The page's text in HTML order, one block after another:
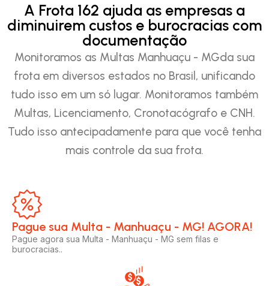
A Frota 162 ajuda as empresas a
diminuirem custos e burocracias com
documentação
Monitoramos as Multas Manhuaçu - MGda sua
frota em diversos estados no Brasil, unificando
tudo isso em um só lugar. Monitoramos também
Multas, Licenciamento, Cronotacógrafo e CNH.
Tudo isso antecipadamente para que você tenha
mais controle da sua frota.
Pague sua Multa - Manhuaçu - MG! AGORA!​
Pague agora sua Multa - Manhuaçu - MG sem filas e
burocracias..